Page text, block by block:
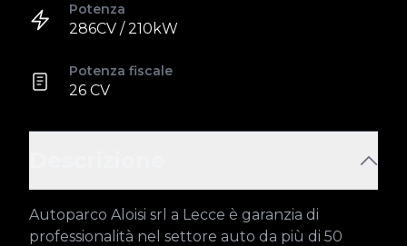
Potenza
286CV / 210kW
Potenza fiscale
26 CV
Autoparco Aloisi srl a Lecce è garanzia di
professionalità nel settore auto da più di 50